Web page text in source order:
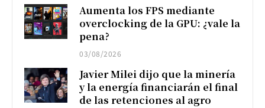
Aumenta los FPS mediante
overclocking de la GPU: ¿vale la
pena?
03/08/2026
Javier Milei dijo que la minería
y la energía financiarán el final
de las retenciones al agro